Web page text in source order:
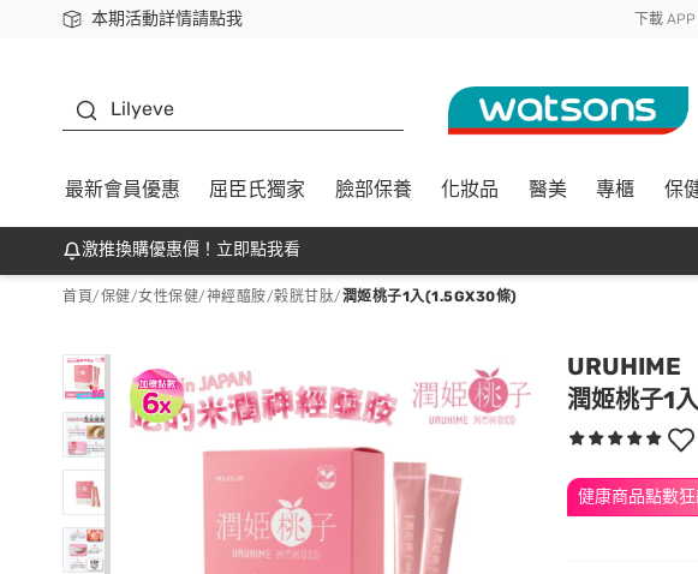
本期活動詳情請點我
下載app最高回饋$350 下載 APP
Lilyeve
最新會員優惠 屈臣氏獨家 臉部保養 化妝品 醫美 專櫃 保
激推換購優惠價！立即點我看
首頁/保健/女性保健/神經醯胺/榖胱甘肽/潤姬桃子1入(1.5GX30條)
URUHIME
潤姬桃子1
健康商品點數